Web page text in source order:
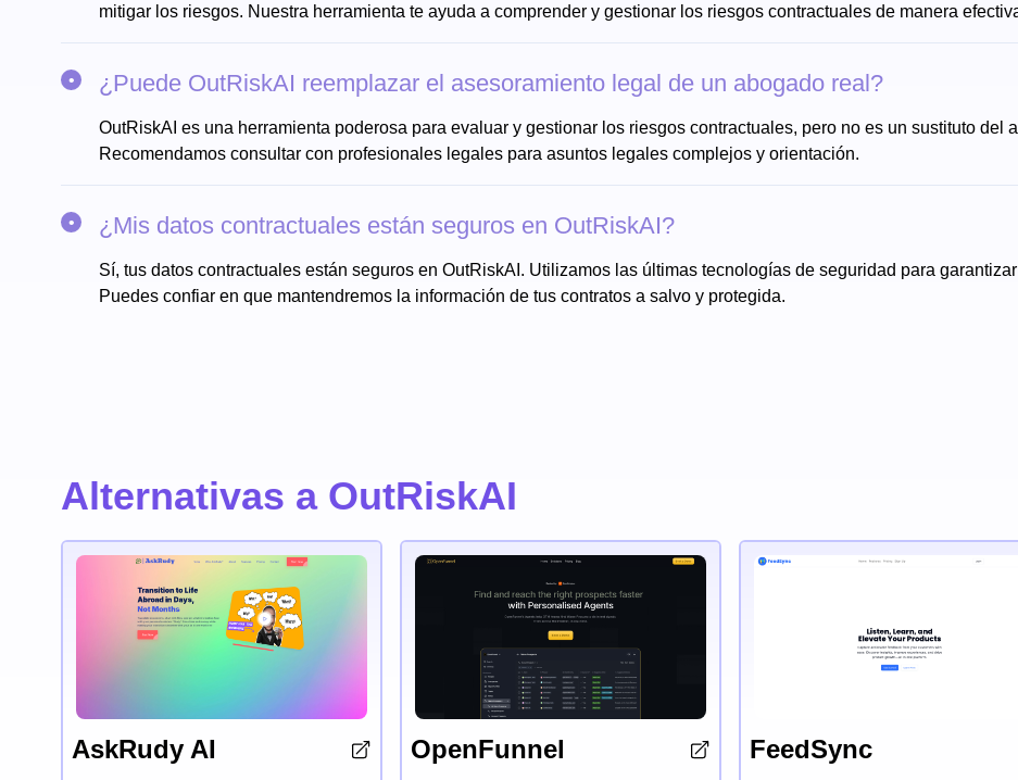
mitigar los riesgos. Nuestra herramienta te ayuda a comprender y gestionar los riesgos contractuales de manera
¿Puede OutRiskAI reemplazar el asesoramiento legal de un abogado real?
OutRiskAI es una herramienta poderosa para evaluar y gestionar los riesgos contractuales, pero no es un sustituto del
Recomendamos consultar con profesionales legales para asuntos legales complejos y orientación.
¿Mis datos contractuales están seguros en OutRiskAI?
Sí, tus datos contractuales están seguros en OutRiskAI. Utilizamos las últimas tecnologías de seguridad para
Puedes confiar en que mantendremos la información de tus contratos a salvo y protegida.
Alternativas a OutRiskAI
AskRudy AI OpenFunnel FeedSync